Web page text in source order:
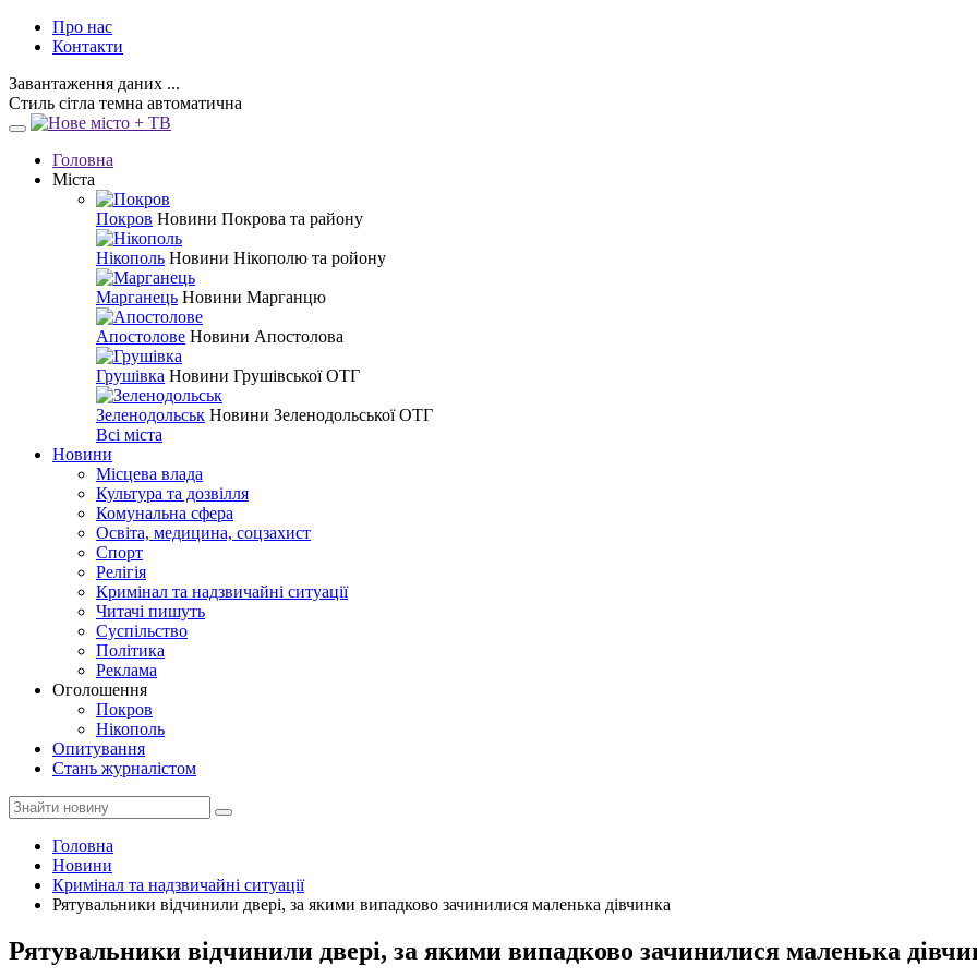
Про нас
Контакти
Завантаження даних ...
Стиль сітла темна автоматична
Головна
Міста
Покров Новини Покрова та району
Нікополь Новини Нікополю та ройону
Марганець Новини Марганцю
Апостолове Новини Апостолова
Грушівка Новини Грушівської ОТГ
Зеленодольськ Новини Зеленодольської ОТГ
Всі міста
Новини
Місцева влада
Культура та дозвілля
Комунальна сфера
Освіта, медицина, соцзахист
Спорт
Релігія
Кримінал та надзвичайні ситуації
Читачі пишуть
Суспільство
Політика
Реклама
Оголошення
Покров
Нікополь
Опитування
Стань журналістом
Головна
Новини
Кримінал та надзвичайні ситуації
Рятувальники відчинили двері, за якими випадково зачинилися маленька дівчинка
Рятувальники відчинили двері, за якими випадково зачинилися маленька